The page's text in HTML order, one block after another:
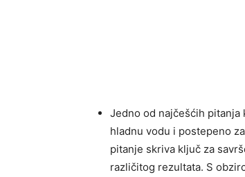
Jedno od najčešćih pitanja
hladnu vodu i postepeno
pitanje skriva ključ za
različitog rezultata. S